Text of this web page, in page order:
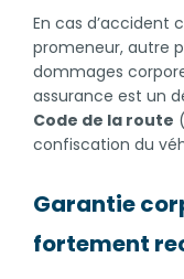
En cas d’accident
promeneur, autre
dommages
assurance est un
Code de la route
confiscation du
Garantie
fortement